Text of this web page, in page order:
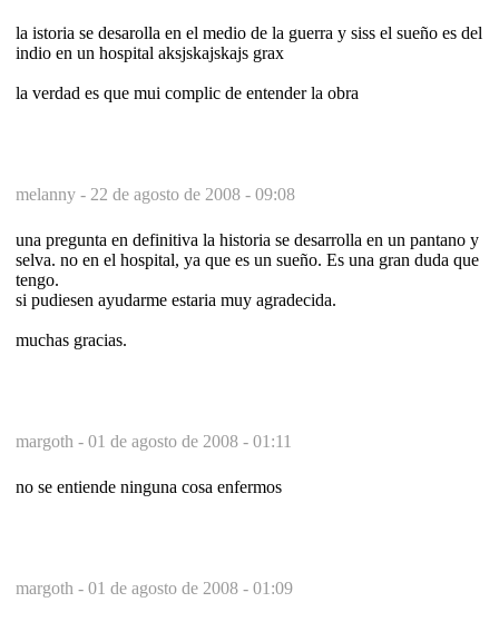
la istoria se desarolla en el medio de la guerra y siss el sueño es del
indio en un hospital aksjskajskajs grax
la verdad es que mui complic de entender la obra
melanny - 22 de agosto de 2008 - 09:08
una pregunta en definitiva la historia se desarrolla en un pantano y
selva. no en el hospital, ya que es un sueño. Es una gran duda que
tengo.
si pudiesen ayudarme estaria muy agradecida.
muchas gracias.
margoth - 01 de agosto de 2008 - 01:11
no se entiende ninguna cosa enfermos
margoth - 01 de agosto de 2008 - 01:09